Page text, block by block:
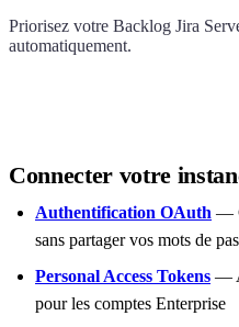
Priorisez votre Backlog Jira
automatiquement.
Connecter votre
Authentification OAuth —
sans partager vos mots de
Personal Access Tokens —
pour les comptes Enterprise